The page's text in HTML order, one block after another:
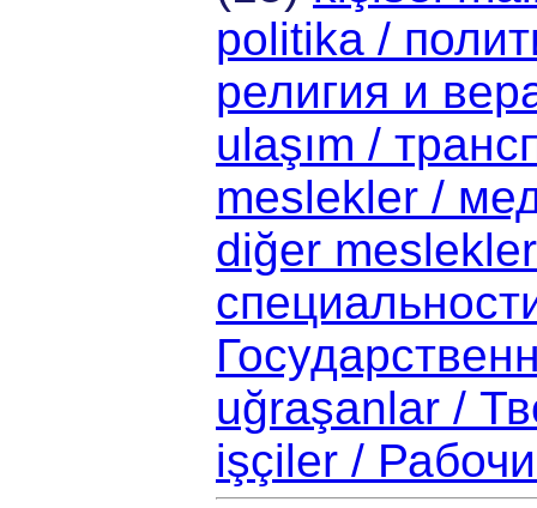
politika /
религия и
ulaşım /
meslekler /
diğer
uğraşanlar /
işçiler /